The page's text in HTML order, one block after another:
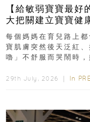
【給敏弱寶寶最
大把關建立寶寶健
每個媽媽在育兒路上
寶肌膚突然後天泛紅
嚕」不舒服而哭鬧時
29th July, 2026 ｜ In